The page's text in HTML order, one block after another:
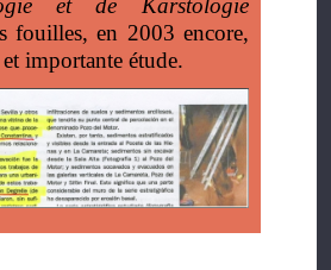
et de Karstologie
fouilles, en 2003 encore,
importante étude.